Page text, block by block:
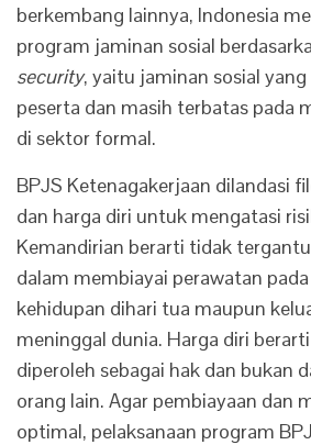
berkembang lainnya, Indonesia
program jaminan sosial
security, yaitu jaminan sosial
peserta dan masih terbatas pada
di sektor formal.
BPJS Ketenagakerjaan dilandasi
dan harga diri untuk mengatasi
Kemandirian berarti tidak
dalam membiayai perawatan
kehidupan dihari tua maupun
meninggal dunia. Harga diri
diperoleh sebagai hak dan bukan
orang lain. Agar pembiayaan dan
optimal, pelaksanaan program